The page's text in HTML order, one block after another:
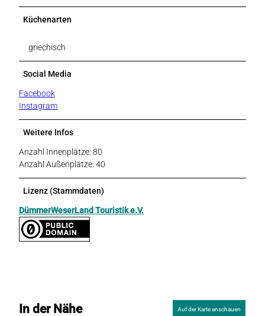
Küchenarten
griechisch
Social Media
Facebook
Instagram
Weitere Infos
Anzahl Innenplätze: 80
Anzahl Außenplätze: 40
Lizenz (Stammdaten)
DümmerWeserLand Touristik e.V.
In der Nähe Auf der Karte anschauen